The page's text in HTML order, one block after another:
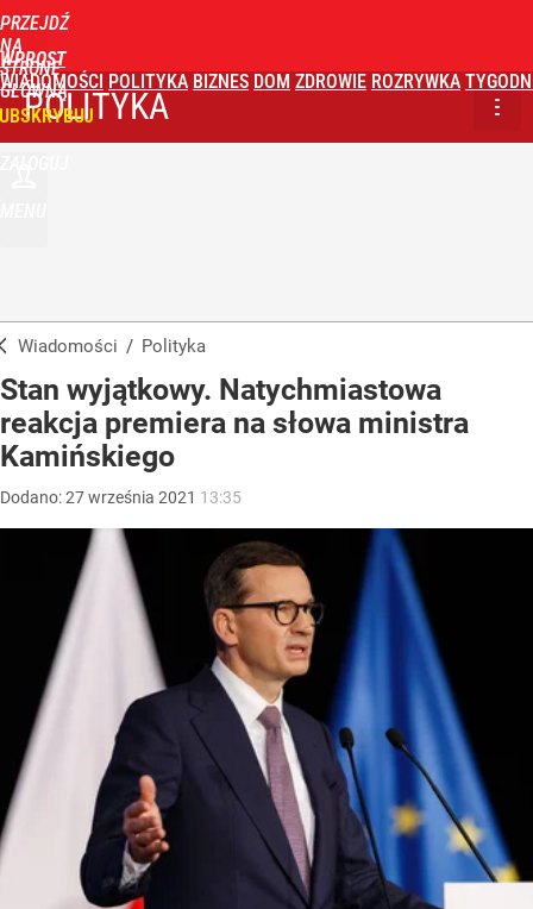
PRZEJDŹ
NA
STRONĘ
GŁÓWNĄ
WPROST
WIADOMOŚCI POLITYKA BIZNES DOM ZDROWIE ROZRYWKA
POLITYKA
Wiadomości / Polityka
Stan wyjątkowy. Natychmiastowa
reakcja premiera na słowa ministra
Kamińskiego
Dodano:27września 2021 13:35